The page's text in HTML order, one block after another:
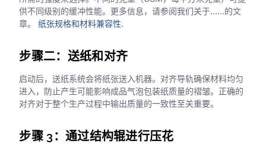
供不同级别的缓冲性能。更多信息，请参阅我们关于……的文
章。纸张规格和材料兼容性.
步骤二：送纸和对齐
启动后，送纸系统会将纸张送入机器。对齐导轨确保材料均匀
进入，防止产生可能影响成品气泡包装纸质量的褶皱。正确的
对齐对于整个生产过程中输出质量的一致性至关重要。
步骤 3：通过结构辊进行压花